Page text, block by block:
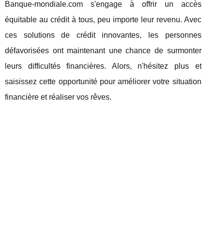
Banque-mondiale.com s'engage à offrir un accès
équitable au crédit à tous, peu importe leur revenu. Avec
ces solutions de crédit innovantes, les personnes
défavorisées ont maintenant une chance de surmonter
leurs difficultés financières. Alors, n'hésitez plus et
saisissez cette opportunité pour améliorer votre situation
financière et réaliser vos rêves.